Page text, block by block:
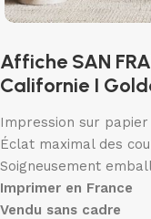
Affiche SAN
Californie I
Impression sur papier
Éclat maximal des
Soigneusement
Imprimer en France
Vendu sans cadre